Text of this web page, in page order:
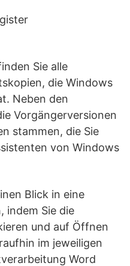
Sie alle
die Windows
Neben den
Vorgängerversionen
stammen, die Sie
von Windows
Blick in eine
indem Sie die
und auf Öffnen
im jeweiligen
Word